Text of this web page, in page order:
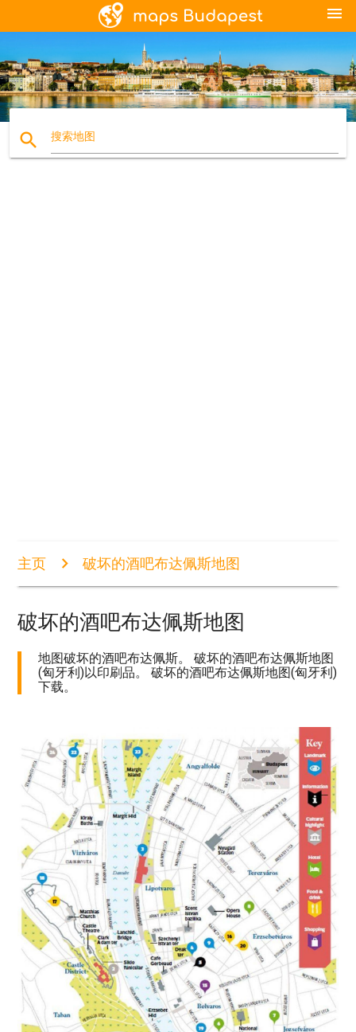
menu
search 搜索地图
主页 破坏的酒吧布达佩斯地图
破坏的酒吧布达佩斯地图
地图破坏的酒吧布达佩斯。 破坏的酒吧布达佩斯地图
(匈牙利)以印刷品。 破坏的酒吧布达佩斯地图(匈牙利)
下载。